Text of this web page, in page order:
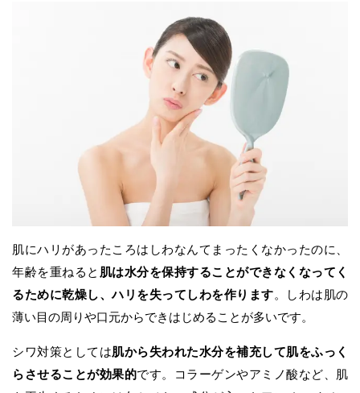
肌にハリがあったころはしわなんてまったくなかったのに、
年齢を重ねると 肌は水分を保持することができなくなってく
るために乾燥し、ハリを失ってしわを作ります。しわは肌の
薄い目の周りや口元からできはじめることが多いです。
シワ対策としては肌から失われた水分を補充して肌をふっく
らさせることが効果的です。コラーゲンやアミノ酸など、肌